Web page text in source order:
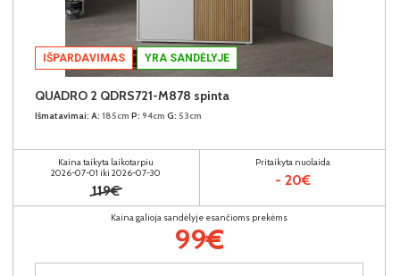
IŠPARDAVIMAS YRA SANDĖLYJE
QUADRO 2 QDRS721-M878 spinta
Išmatavimai: A: 185cm P: 94cm G: 53cm
Kaina taikyta laikotarpiu
2026-07-01 iki 2026-07-30
119€
Pritaikyta nuolaida
- 20€
Kaina galioja sandėlyje esančioms prekėms
99€